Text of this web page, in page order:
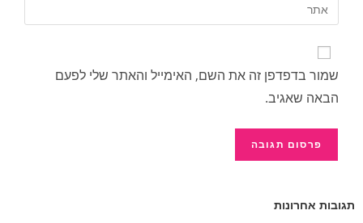
שמור בדפדפן זה את השם, האימייל והאתר שלי לפעם
הבאה שאגיב.
תגובות אחרונות